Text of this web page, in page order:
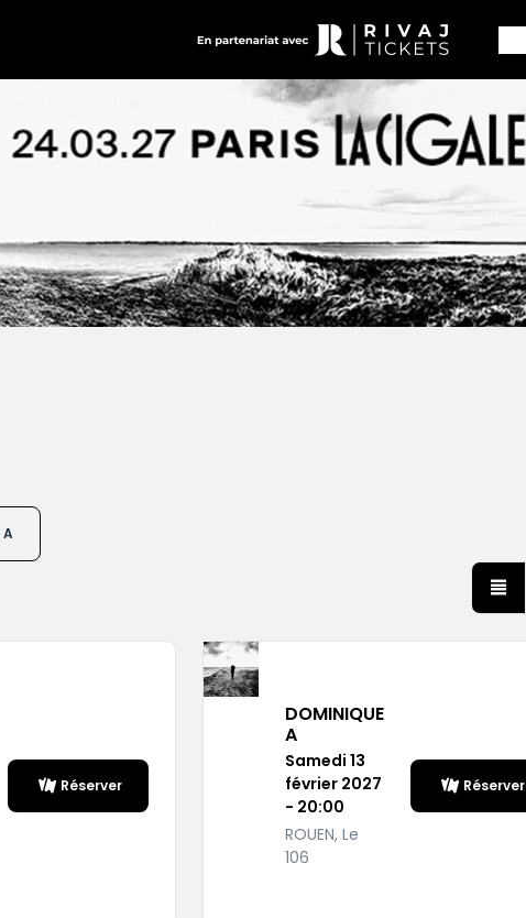
Réserver
DOMINIQUE
A
Samedi 13
février 2027
- 20:00
ROUEN, Le
106
Réserver